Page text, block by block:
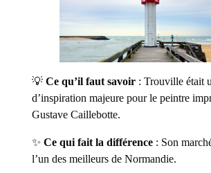
💡Ce qu’il faut savoir : Trouville était
d’inspiration majeure pour le peintre
Gustave Caillebotte.
✨Ce qui fait la différence : Son
l’un des meilleurs de Normandie.